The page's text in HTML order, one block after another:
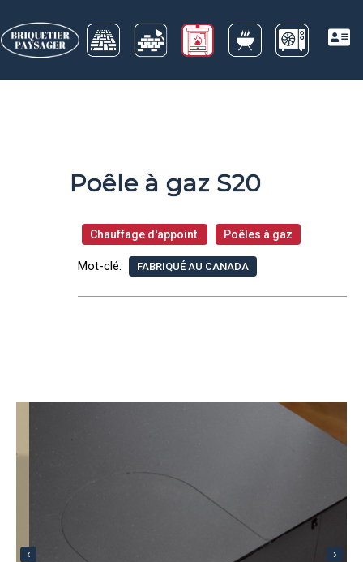
Poêle à gaz S20
Chauffage d'appoint Poêles à gaz
Mot-clé: FABRIQUÉ AU CANADA
‹ ›